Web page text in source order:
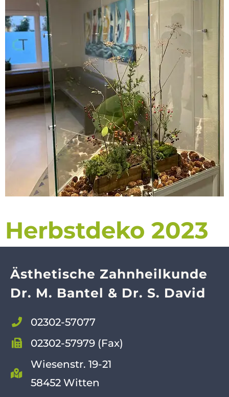
Herbstdeko 2023
Ästhetische Zahnheilkunde
Dr. M. Bantel & Dr. S. David
02302-57077
02302-57979 (Fax)
Wiesenstr. 19-21
58452 Witten